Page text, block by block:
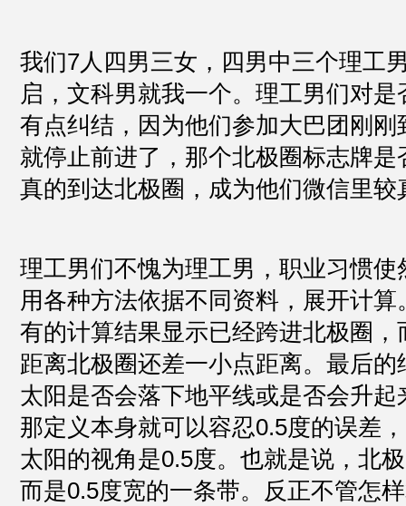
我们7人四男三女，四男中三个理工
启，文科男就我一个。理工男们对
有点纠结，因为他们参加大巴团刚刚
就停止前进了，那个北极圈标志牌
真的到达北极圈，成为他们微信里较
理工男们不愧为理工男，职业习惯使
用各种方法依据不同资料，展开计
有的计算结果显示已经跨进北极圈，
距离北极圈还差一小点距离。最后的
太阳是否会落下地平线或是否会升
那定义本身就可以容忍0.5度的误差
太阳的视角是0.5度。也就是说，北
而是0.5度宽的一条带。反正不管怎